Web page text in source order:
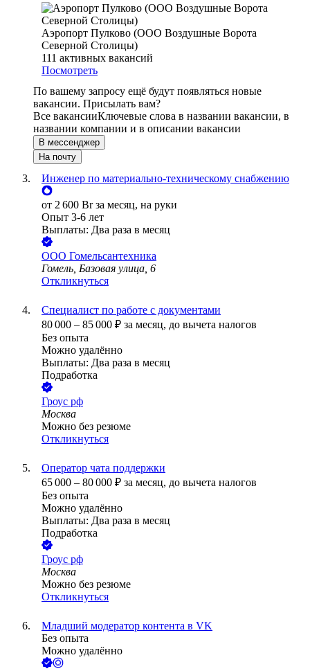
Аэропорт Пулково (ООО Воздушные Ворота
Северной Столицы)
111 активных вакансий
Посмотреть
По вашему запросу ещё будут появляться новые
вакансии. Присылать вам?
Все вакансииКлючевые слова в названии вакансии, в
названии компании и в описании вакансии
В мессенджер
На почту
Инженер по материально-техническому снабжению
от 2 600 Br за месяц, на руки
Опыт 3-6 лет
Выплаты: Два раза в месяц
ООО Гомельсантехника
Гомель, Базовая улица, 6
Откликнуться
Специалист по работе с документами
80 000 – 85 000 ₽ за месяц, до вычета налогов
Без опыта
Можно удалённо
Выплаты: Два раза в месяц
Подработка
Гроус рф
Москва
Можно без резюме
Откликнуться
Оператор чата поддержки
65 000 – 80 000 ₽ за месяц, до вычета налогов
Без опыта
Можно удалённо
Выплаты: Два раза в месяц
Подработка
Гроус рф
Москва
Можно без резюме
Откликнуться
Младший модератор контента в VK
Без опыта
Можно удалённо